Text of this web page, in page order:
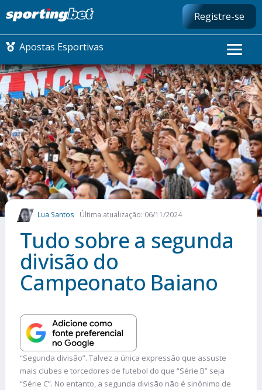
Registre-se
Apostas Esportivas
CONMEBOL LIBERTADORES
FUTEBOL NACIONAL
FUTEBOL INTERNACIONAL
COMO APOSTAR
MAIS ESPORTES
Lua Santos Última atualização: 06/11/2024
Tudo sobre a segunda
divisão do
Campeonato Baiano
“Segunda divisão”. Talvez a única expressão que assuste
mais clubes e torcedores de futebol do que “Série B” seja
“Série C”. No entanto, a segunda divisão não é sinônimo de